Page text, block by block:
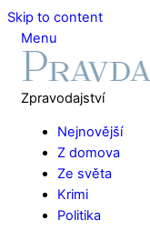
Skip to content
Menu
Zpravodajství
Nejnovější
Z domova
Ze světa
Krimi
Politika